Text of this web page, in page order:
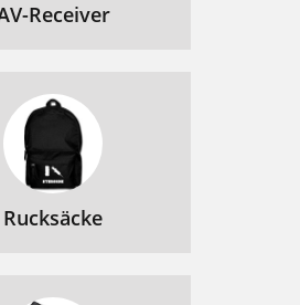
Receiver
Rucksäcke